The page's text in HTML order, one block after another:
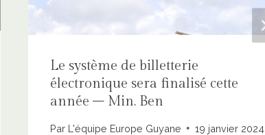
Le système de billetterie
électronique sera finalisé cette
année – Min. Ben
Par L'équipe Europe Guyane 19 janvier 2024